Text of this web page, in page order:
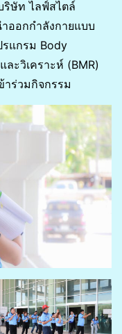
ริษัท ไลฟ์สไตล์
ออกกำลังกายแบบ
รแกรม Body
ะวิเคราะห์ (BMR)
าร่วมกิจกรรม